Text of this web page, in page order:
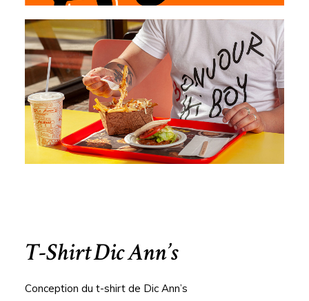
T-Shirt Dic Ann’s
Conception du t-shirt de Dic Ann’s